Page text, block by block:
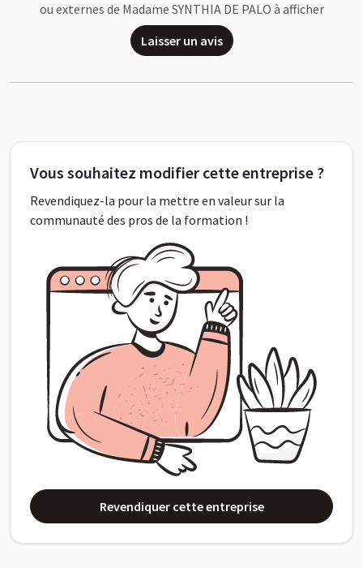
ou externes de Madame SYNTHIA DE PALO à afficher
Laisser un avis
Vous souhaitez modifier cette entreprise ?
Revendiquez-la pour la mettre en valeur sur la
communauté des pros de la formation !
Revendiquer cette entreprise